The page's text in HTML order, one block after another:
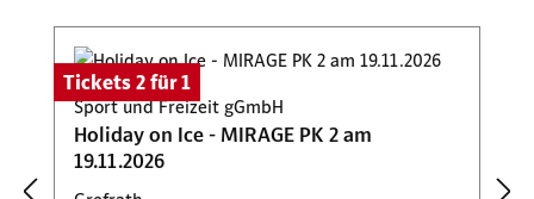
Tickets 2 für 1
Sport und Freizeit gGmbH
Holiday on Ice - MIRAGE PK 2 am
19.11.2026